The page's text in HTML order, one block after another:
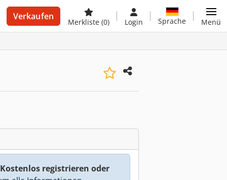
Verkaufen
Merkliste (0) Login Sprache Menü
Kostenlos registrieren oder